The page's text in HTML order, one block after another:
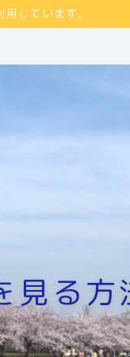
しています。
見る方